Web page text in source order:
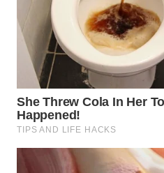
Use o vinagre para
encontrar pontos de
Para o brilho interno,
limão dentro da peça de
Enxágue com água
para evitar o surgimento
Qual a sensação
reluzente com o